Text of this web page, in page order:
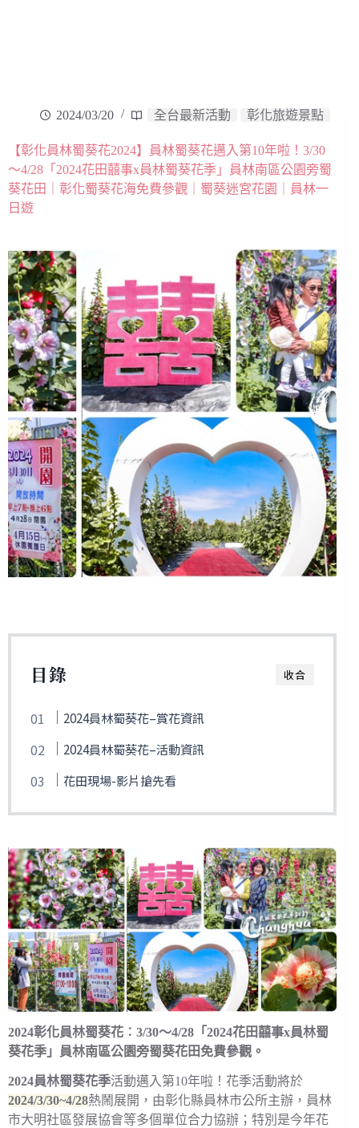
2024/03/20 全台最新活動 彰化旅遊景點
【彰化員林蜀葵花2024】員林蜀葵花邁入第10年啦！3/30
～4/28「2024花田囍事x員林蜀葵花季」員林南區公園旁蜀
葵花田｜彰化蜀葵花海免費參觀｜蜀葵迷宮花園｜員林一
日遊
收合
目錄
2024員林蜀葵花–賞花資訊
2024員林蜀葵花–活動資訊
花田現場-影片搶先看
2024彰化員林蜀葵花︰3/30～4/28「2024花田囍事x員林蜀
葵花季」員林南區公園旁蜀葵花田免費參觀。
2024員林蜀葵花季活動邁入第10年啦！花季活動將於
2024/3/30~4/28熱鬧展開，由彰化縣員林市公所主辦，員林
市大明社區發展協會等多個單位合力協辦；特別是今年花